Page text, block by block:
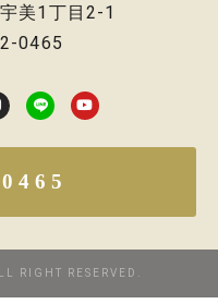
美1丁目2-1
0465
RIGHT RESERVED.